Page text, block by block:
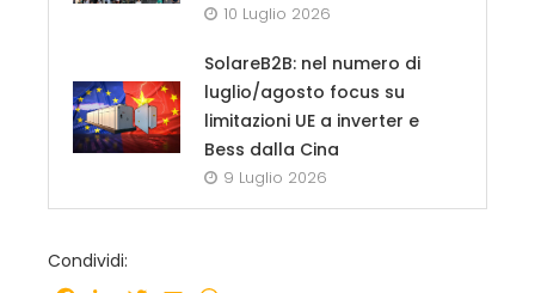
10 Luglio 2026
SolareB2B: nel numero di
luglio/agosto focus su
limitazioni UE a inverter e
Bess dalla Cina
9 Luglio 2026
Condividi: